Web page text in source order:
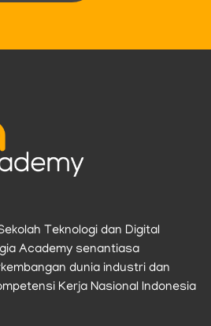
Teknologi dan Digital
Academy senantiasa
dunia industri dan
Kerja Nasional Indonesia